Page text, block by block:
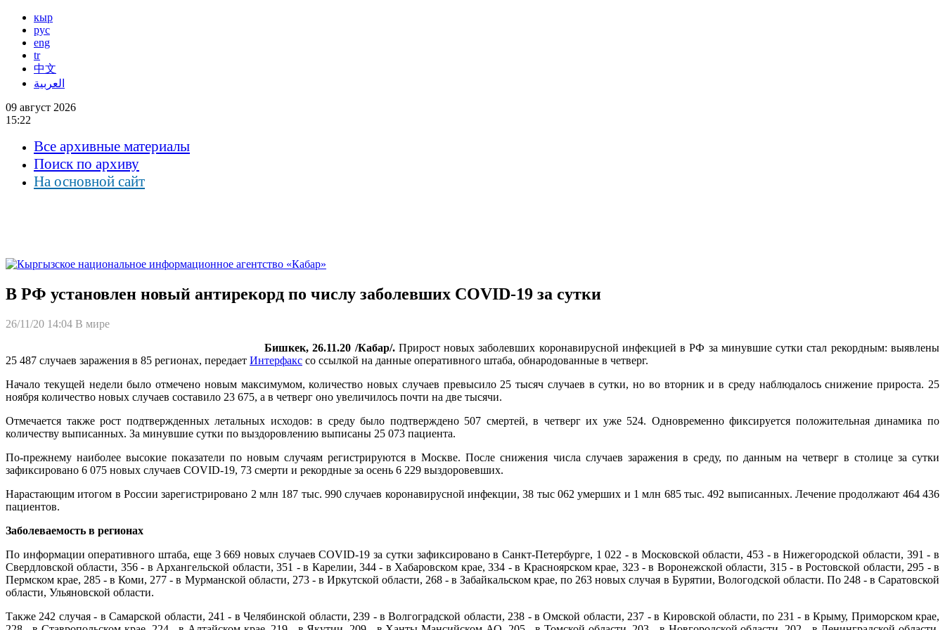
кыр
рус
eng
tr
中文
العربية
09 август 2026
15:22
Все архивные материалы
Поиск по архиву
На основной сайт
В РФ установлен новый антирекорд по числу заболевших COVID-19 за сутки
26/11/20 14:04 В мире
Бишкек, 26.11.20 /Кабар/.Прирост новых заболевших коронавирусной инфекцией в РФ за минувшие сутки стал рекордным: выявлены
25 487 случаев заражения в 85 регионах, передает Интерфакс со ссылкой на данные оперативного штаба, обнародованные в четверг.
Начало текущей недели было отмечено новым максимумом, количество новых случаев превысило 25 тысяч случаев в сутки, но во вторник и в среду наблюдалось снижение прироста. 25
ноября количество новых случаев составило 23 675, а в четверг оно увеличилось почти на две тысячи.
Отмечается также рост подтвержденных летальных исходов: в среду было подтверждено 507 смертей, в четверг их уже 524. Одновременно фиксируется положительная динамика по
количеству выписанных. За минувшие сутки по выздоровлению выписаны 25 073 пациента.
По-прежнему наиболее высокие показатели по новым случаям регистрируются в Москве. После снижения числа случаев заражения в среду, по данным на четверг в столице за сутки
зафиксировано 6 075 новых случаев COVID-19, 73 смерти и рекордные за осень 6 229 выздоровевших.
Нарастающим итогом в России зарегистрировано 2 млн 187 тыс. 990 случаев коронавирусной инфекции, 38 тыс 062 умерших и 1 млн 685 тыс. 492 выписанных. Лечение продолжают 464 436
пациентов.
Заболеваемость в регионах
По информации оперативного штаба, еще 3 669 новых случаев COVID-19 за сутки зафиксировано в Санкт-Петербурге, 1 022 - в Московской области, 453 - в Нижегородской области, 391 - в
Свердловской области, 356 - в Архангельской области, 351 - в Карелии, 344 - в Хабаровском крае, 334 - в Красноярском крае, 323 - в Воронежской области, 315 - в Ростовской области, 295 - в
Пермском крае, 285 - в Коми, 277 - в Мурманской области, 273 - в Иркутской области, 268 - в Забайкальском крае, по 263 новых случая в Бурятии, Вологодской области. По 248 - в Саратовской
области, Ульяновской области.
Также 242 случая - в Самарской области, 241 - в Челябинской области, 239 - в Волгоградской области, 238 - в Омской области, 237 - в Кировской области, по 231 - в Крыму, Приморском крае,